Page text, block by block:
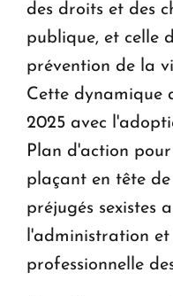
des droits et des
publique, et celle
prévention de la
Cette dynamique
2025 avec
Plan d'action
plaçant en tête
préjugés sexistes
l'administration et
professionnelle